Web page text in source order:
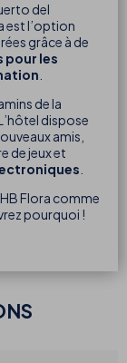
del
est l’option
grâce à de
pour les
de la
dispose
amis,
de jeux et
Flora comme
pourquoi !